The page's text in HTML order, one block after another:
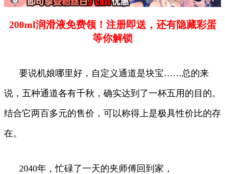
200ml润滑液免费领！注册即送，还有隐藏彩蛋
等你解锁
要说机娘哪里好，自定义通道是块宝……总的来
说，五种通道各有千秋，确实达到了一杯五用的目的。
结合它两百多元的售价，可以称得上是极具性价比的存
在。
2040年，忙碌了一天的夹师傅回到家，